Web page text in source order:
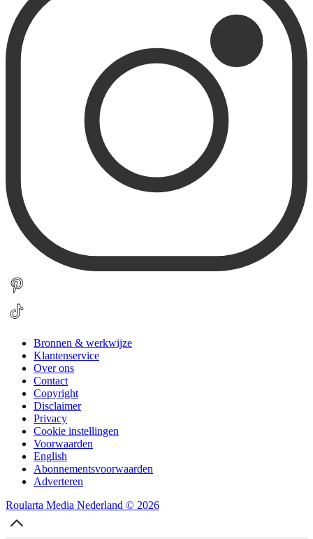
Bronnen & werkwijze
Klantenservice
Over ons
Contact
Copyright
Disclaimer
Privacy
Cookie instellingen
Voorwaarden
English
Abonnementsvoorwaarden
Adverteren
Roularta Media Nederland © 2026